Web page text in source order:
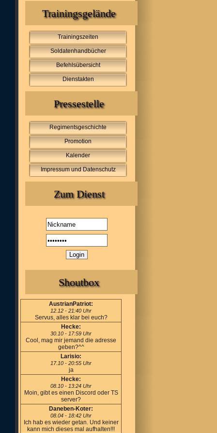
Trainingsgelände
Trainingszeiten
Soldatenhandbücher
Befehlsübersicht
Dienstakten
Pressestelle
Regimentsgeschichte
Promotion
Kalender
Impressum und Datenschutz
Zum Dienst
Shoutbox
AustrianPatriot:
12.12 - 21:40 Uhr
Servus, alles klar bei euch?
Hecke:
30.10 - 17:59 Uhr
Cool, mag mir jemand die adresse
geben?^^
Larisio:
17.10 - 20:55 Uhr
ja
Hecke:
08.10 - 13:24 Uhr
Moin, gibt es einen Discord oder TS
server?
Daneben-Koter:
08.04 - 18:42 Uhr
Ich hab es wieder getan. Und keiner
kann mich dieses mal aufhalten!!!